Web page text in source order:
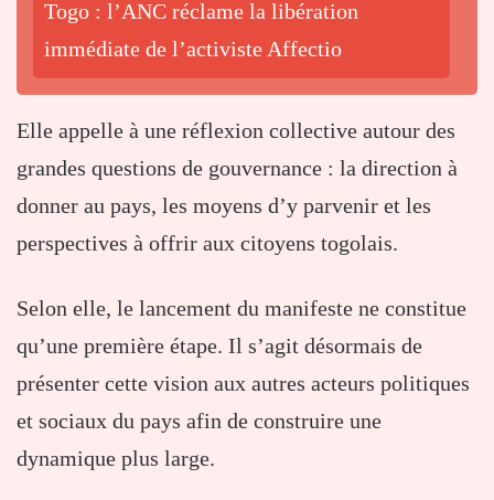
Togo : l’ANC réclame la libération
immédiate de l’activiste Affectio
Elle appelle à une réflexion collective autour des
grandes questions de gouvernance : la direction à
donner au pays, les moyens d’y parvenir et les
perspectives à offrir aux citoyens togolais.
Selon elle, le lancement du manifeste ne constitue
qu’une première étape. Il s’agit désormais de
présenter cette vision aux autres acteurs politiques
et sociaux du pays afin de construire une
dynamique plus large.